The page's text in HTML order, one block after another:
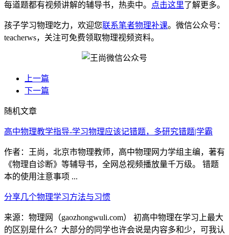
每道题都有视频讲解的辅导书，热卖中。
点击这里了解更多。
孩子学习物理吃力，欢迎您联系笔者物理补课。微信公众号：
teacherws，关注可免费领取物理视频资料。
上一篇
下一篇
随机文章
高中物理教学指导-学习物理应该记错题，多研究错题|学霸
作者：王尚，北京市物理教师，高中物理网力学组主编，著有
《物理自诊断》等辅导书，全网总视频播放量千万级。 错题
本的使用注意事项 ...
分享几个物理学习方法与习惯
来源：物理网（gaozhongwuli.com） 初高中物理在学习上最大
的区别是什么？大部分的同学也许会说是内容多和少，可我认